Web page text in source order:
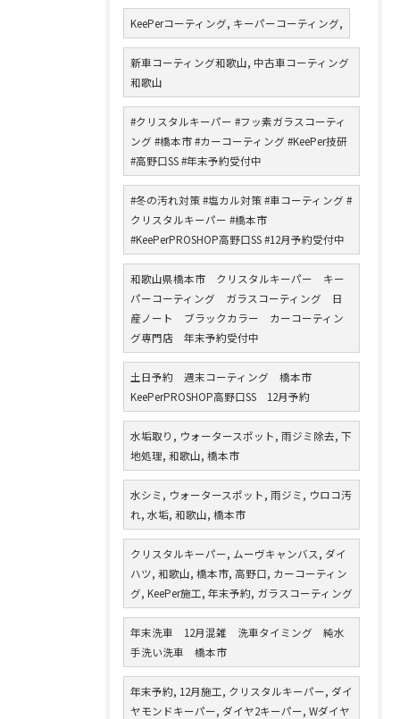
KeePerコーティング, キーパーコーティング,
新車コーティング和歌山, 中古車コーティング
和歌山
#クリスタルキーパー #フッ素ガラスコーティ
ング #橋本市 #カーコーティング #KeePer技研
#高野口SS #年末予約受付中
#冬の汚れ対策 #塩カル対策 #車コーティング #
クリスタルキーパー #橋本市
#KeePerPROSHOP高野口SS #12月予約受付中
和歌山県橋本市 クリスタルキーパー キー
パーコーティング ガラスコーティング 日
産ノート ブラックカラー カーコーティン
グ専門店 年末予約受付中
土日予約 週末コーティング 橋本市
KeePerPROSHOP高野口SS 12月予約
水垢取り, ウォータースポット, 雨ジミ除去, 下
地処理, 和歌山, 橋本市
水シミ, ウォータースポット, 雨ジミ, ウロコ汚
れ, 水垢, 和歌山, 橋本市
クリスタルキーパー, ムーヴキャンバス, ダイ
ハツ, 和歌山, 橋本市, 高野口, カーコーティン
グ, KeePer施工, 年末予約, ガラスコーティング
年末洗車 12月混雑 洗車タイミング 純水
手洗い洗車 橋本市
年末予約, 12月施工, クリスタルキーパー, ダイ
ヤモンドキーパー, ダイヤ2キーパー, Wダイヤ